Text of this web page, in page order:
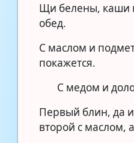
Щи белены, каши
обед.
С маслом и
покажется.
С медом и
Первый блин, да
второй с маслом,